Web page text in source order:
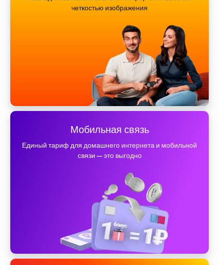
четкостью изображения
Мобильная связь
Единый тариф для домашнего интернета и мобильной
связи — это выгодно